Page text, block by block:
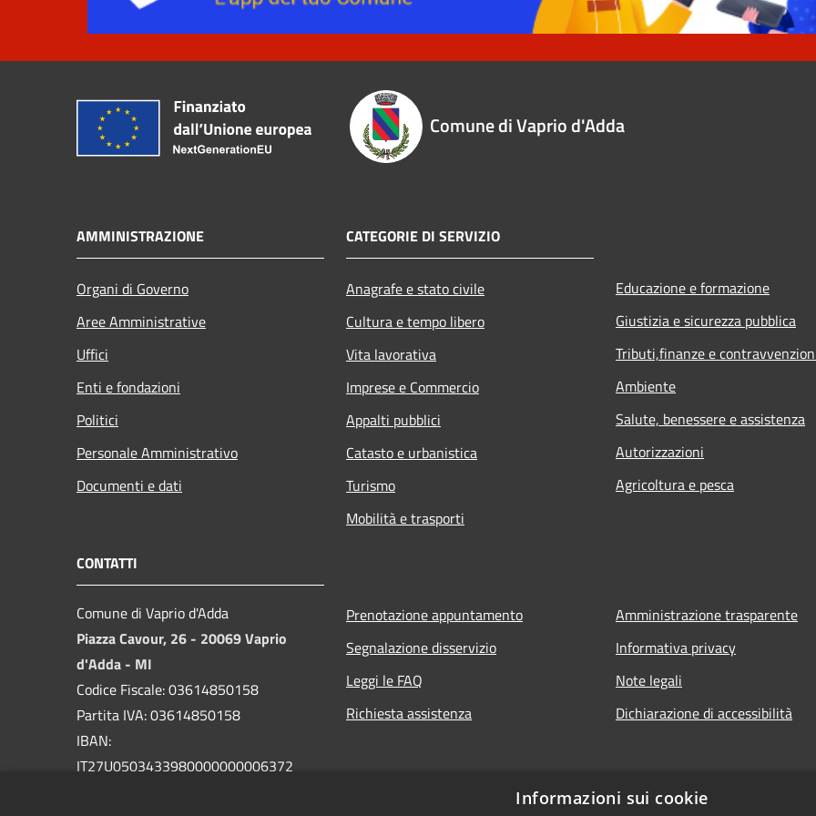
Comune di Vaprio d'Adda
AMMINISTRAZIONE
Organi di Governo
Aree Amministrative
Uffici
Enti e fondazioni
Politici
Personale Amministrativo
Documenti e dati
CATEGORIE DI SERVIZIO
Anagrafe e stato civile
Cultura e tempo libero
Vita lavorativa
Imprese e Commercio
Appalti pubblici
Catasto e urbanistica
Turismo
Mobilità e trasporti
Educazione e formazione
Giustizia e sicurezza pubblica
Tributi,finanze e
Ambiente
Salute, benessere e assistenza
Autorizzazioni
Agricoltura e pesca
CONTATTI
Comune di Vaprio d'Adda
Piazza Cavour, 26 - 20069 Vaprio
d'Adda - MI
Codice Fiscale: 03614850158
Partita IVA: 03614850158
IBAN:
IT27U0503433980000000006372
Prenotazione appuntamento
Segnalazione disservizio
Leggi le FAQ
Richiesta assistenza
Amministrazione trasparente
Informativa privacy
Note legali
Dichiarazione di accessibilità
Informazioni sui cookie